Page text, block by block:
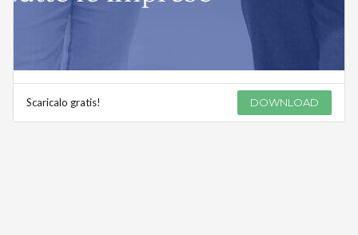
Scaricalo gratis! DOWNLOAD